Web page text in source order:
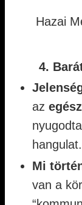
Hazai
4.
az
hangulat.
Mi
van a